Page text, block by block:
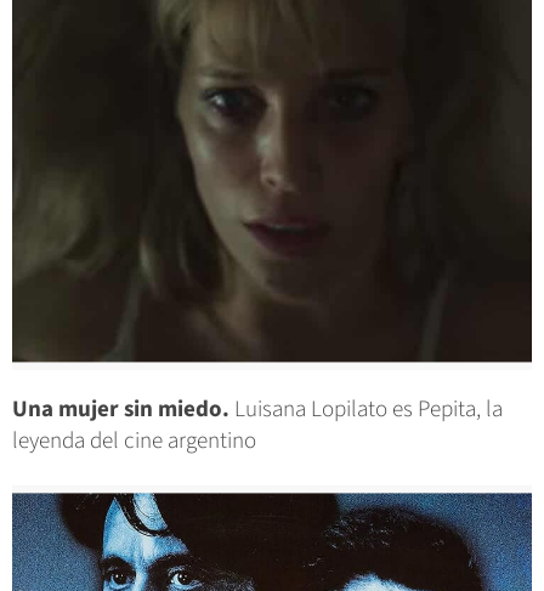
Una mujer sin miedo. Luisana Lopilato es Pepita, la
leyenda del cine argentino